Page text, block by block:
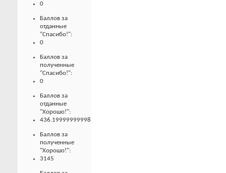
0
Баллов за
отданные
"Спасибо!":
0
Баллов за
полученные
"Спасибо!":
0
Баллов за
отданные
"Хорошо!":
436.19999999998
Баллов за
полученные
"Хорошо!":
3145